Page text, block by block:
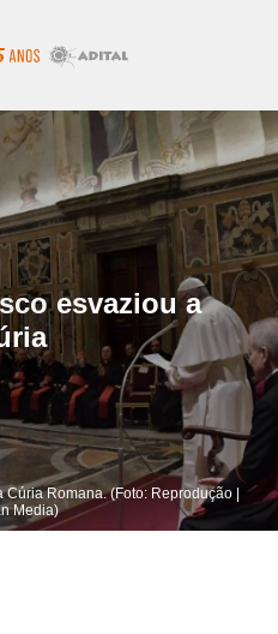
esvaziou a
Romana. (Foto: Reprodução |
Media)